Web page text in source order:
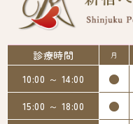
診療時間 月
10:00 ～ 14:00 ●
15:00 ～ 18:00 ●